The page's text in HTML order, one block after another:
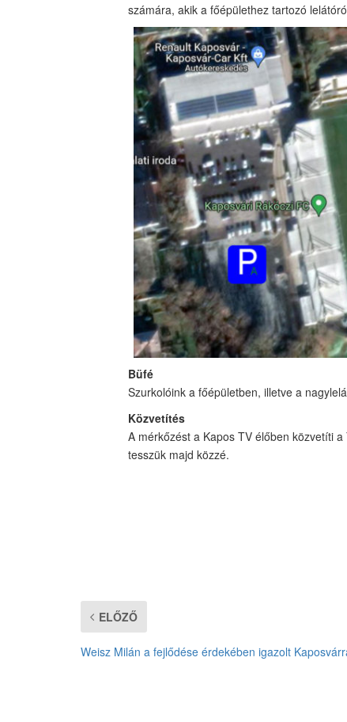
számára, akik a főépülethez tartozó
Büfé
Szurkolóink a főépületben, illetve a
Közvetítés
A mérkőzést a Kapos TV élőben közvetíti
tesszük majd közzé.
ELŐZŐ
Weisz Milán a fejlődése érdekében igazolt